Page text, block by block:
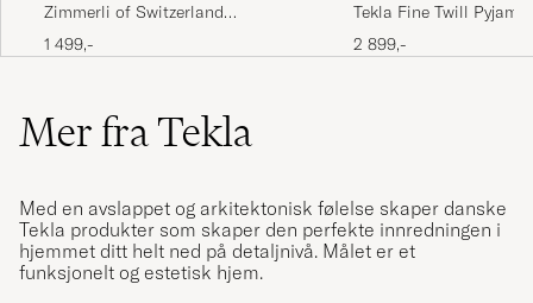
Zimmerli of Switzerland
Cotton/Modal Crew Neck
Loungwear T-Shirt Midnight
1 499,-
Tekla Fine Twill
Lanegan Checks
2 899,-
Mer fra Tekla
Med en avslappet og arkitektonisk følelse skaper danske
Tekla produkter som skaper den perfekte innredningen i
hjemmet ditt helt ned på detaljnivå. Målet er et
funksjonelt og estetisk hjem.